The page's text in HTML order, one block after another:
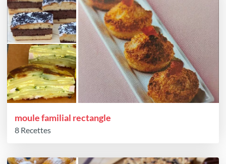
moule familial rectangle
8 Recettes